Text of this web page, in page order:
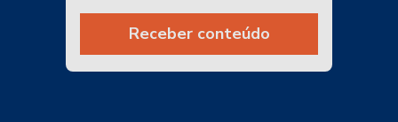
Receber conteúdo